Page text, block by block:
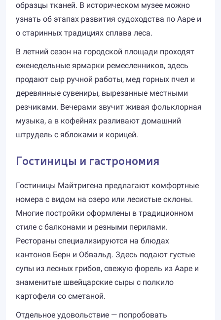
образцы тканей. В историческом музее можно
узнать об этапах развития судоходства по Ааре и
о старинных традициях сплава леса.
В летний сезон на городской площади проходят
еженедельные ярмарки ремесленников, здесь
продают сыр ручной работы, мед горных пчел и
деревянные сувениры, вырезанные местными
резчиками. Вечерами звучит живая фольклорная
музыка, а в кофейнях разливают домашний
штрудель с яблоками и корицей.
Гостиницы и гастрономия
Гостиницы Майтригенa предлагают комфортные
номера с видом на озеро или лесистые склоны.
Многие постройки оформлены в традиционном
стиле с балконами и резными перилами.
Рестораны специализируются на блюдах
кантонов Берн и Обвальд. Здесь подают густые
супы из лесных грибов, свежую форель из Ааре и
знаменитые швейцарские сыры с полкило
картофеля со сметаной.
Отдельное удовольствие — попробовать